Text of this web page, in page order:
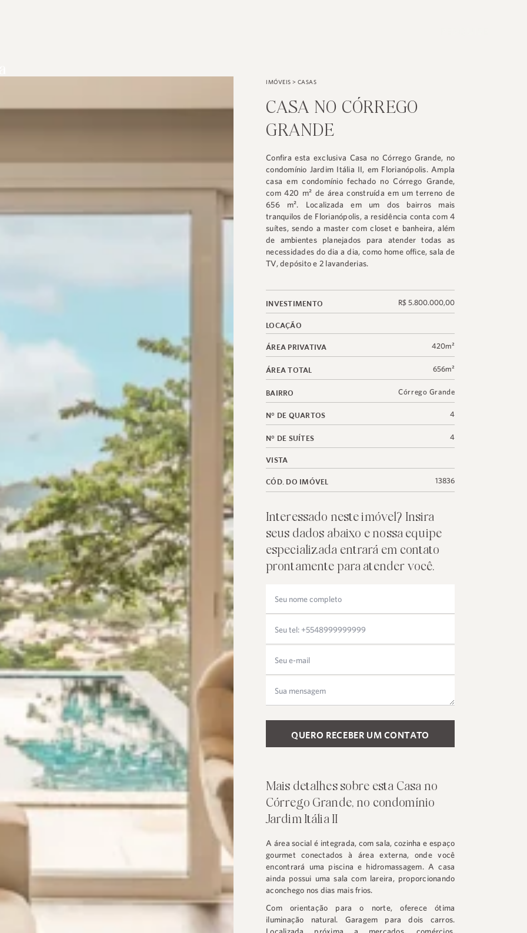
IMÓVEIS > CASAS
CASA NO CÓRREGO
GRANDE
Confira esta exclusiva Casa no Córrego Grande, no
condomínio Jardim Itália II, em Florianópolis. Ampla
casa em condomínio fechado no Córrego Grande,
com 420 m² de área construída em um terreno de
656 m². Localizada em um dos bairros mais
tranquilos de Florianópolis, a residência conta com 4
suítes, sendo a master com closet e banheira, além
de ambientes planejados para atender todas as
necessidades do dia a dia, como home office, sala de
TV, depósito e 2 lavanderias.
INVESTIMENTO R$ 5.800.000,00
LOCAÇÃO
ÁREA PRIVATIVA 420m²
ÁREA TOTAL 656m²
BAIRRO Córrego Grande
N° DE QUARTOS 4
N° DE SUÍTES 4
VISTA
CÓD. DO IMÓVEL 13836
Interessado neste imóvel? Insira
seus dados abaixo e nossa equipe
especializada entrará em contato
prontamente para atender você.
Please leave this field empty.
Mais detalhes sobre esta Casa no
Córrego Grande, no condomínio
Jardim Itália II
A área social é integrada, com sala, cozinha e espaço
gourmet conectados à área externa, onde você
encontrará uma piscina e hidromassagem. A casa
ainda possui uma sala com lareira, proporcionando
aconchego nos dias mais frios.
Com orientação para o norte, oferece ótima
iluminação natural. Garagem para dois carros.